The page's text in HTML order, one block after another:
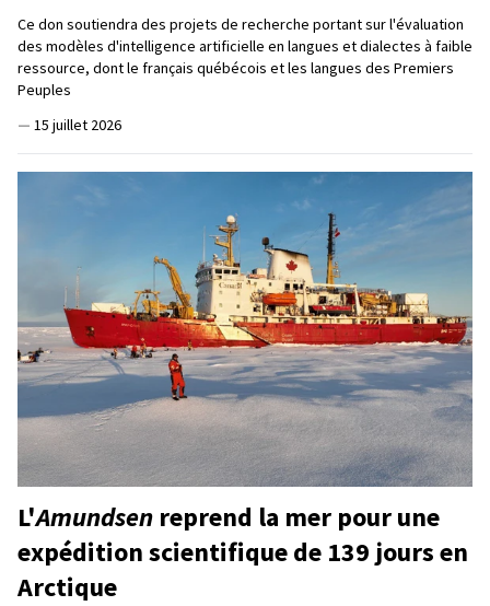
Ce don soutiendra des projets de recherche portant sur l'évaluation
des modèles d'intelligence artificielle en langues et dialectes à faible
ressource, dont le français québécois et les langues des Premiers
Peuples
— 15 juillet 2026
L'Amundsen reprend la mer pour une
expédition scientifique de 139 jours en
Arctique